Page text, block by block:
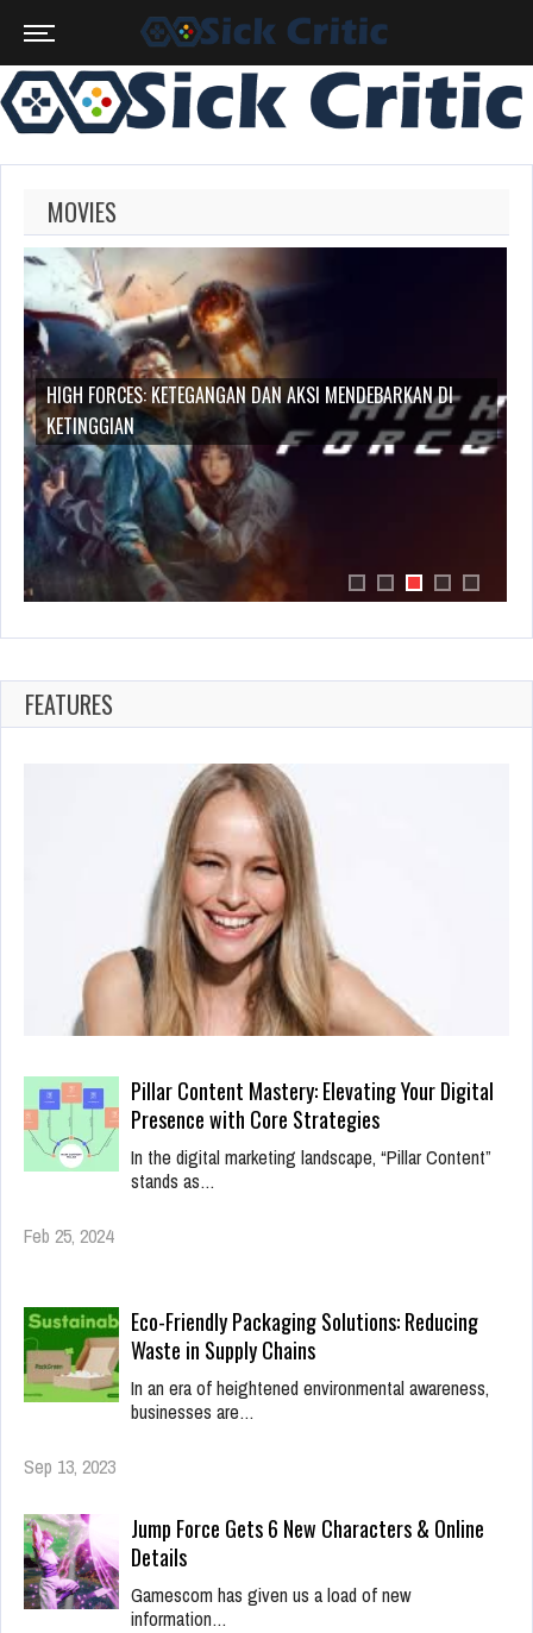
MOVIES
HIGH FORCES: KETEGANGAN DAN AKSI MENDEBARKAN DI
KETINGGIAN
FEATURES
ESMERALDA
MOYA:
FIGUR
BERPENGARUH
DI
DUNIA
TELEVISI
DAN
FILM
SPANYOL
Pillar Content Mastery: Elevating Your Digital
Presence with Core Strategies
In the digital marketing landscape, “Pillar Content”
stands as…
Feb 25, 2024
Eco-Friendly Packaging Solutions: Reducing
Waste in Supply Chains
In an era of heightened environmental awareness,
businesses are…
Sep 13, 2023
Jump Force Gets 6 New Characters & Online
Details
Gamescom has given us a load of new
information…